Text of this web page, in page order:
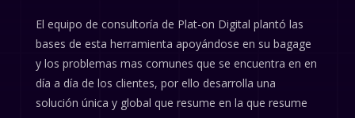
El equipo de consultoría de Plat-on Digital plantó las
bases de esta herramienta apoyándose en su bagage
y los problemas mas comunes que se encuentra en en
día a día de los clientes, por ello desarrolla una
solución única y global que resume en la que resume